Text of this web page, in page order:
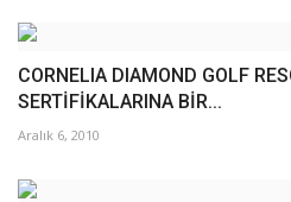
CORNELIA DIAMOND GOLF
SERTİFİKALARINA BİR...
Aralık 6, 2010